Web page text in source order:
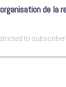
de la
to